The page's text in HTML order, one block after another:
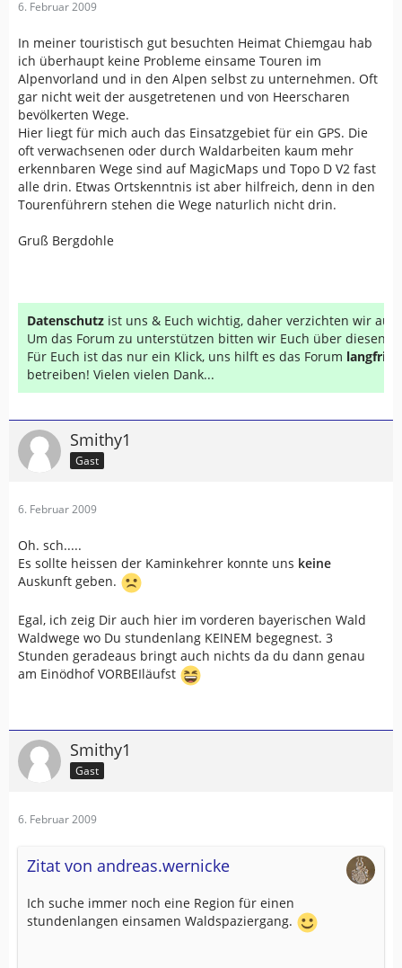
6. Februar 2009
In meiner touristisch gut besuchten Heimat Chiemgau hab
ich überhaupt keine Probleme einsame Touren im
Alpenvorland und in den Alpen selbst zu unternehmen. Oft
gar nicht weit der ausgetretenen und von Heerscharen
bevölkerten Wege.
Hier liegt für mich auch das Einsatzgebiet für ein GPS. Die
oft verwachsenen oder durch Waldarbeiten kaum mehr
erkennbaren Wege sind auf MagicMaps und Topo D V2 fast
alle drin. Etwas Ortskenntnis ist aber hilfreich, denn in den
Tourenführern stehen die Wege naturlich nicht drin.
Gruß Bergdohle
Datenschutz ist uns & Euch wichtig, daher verzichten wir auf
Um das Forum zu unterstützen bitten wir Euch über diesen
Für Euch ist das nur ein Klick, uns hilft es das Forum
betreiben! Vielen vielen Dank...
Smithy1
Gast
6. Februar 2009
Oh. sch.....
Es sollte heissen der Kaminkehrer konnte uns keine
Auskunft geben.
Egal, ich zeig Dir auch hier im vorderen bayerischen Wald
Waldwege wo Du stundenlang KEINEM begegnest. 3
Stunden geradeaus bringt auch nichts da du dann genau
am Einödhof VORBEIläufst
Smithy1
Gast
6. Februar 2009
Zitat von andreas.wernicke
Ich suche immer noch eine Region für einen
stundenlangen einsamen Waldspaziergang.